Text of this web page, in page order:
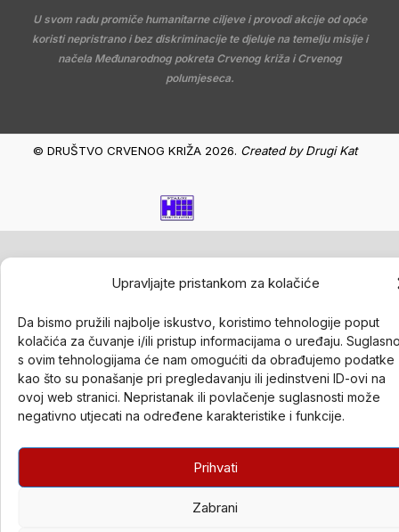
Upravljajte pristankom za kolačiće
Da bismo pružili najbolje iskustvo, koristimo tehnologije poput
kolačića za čuvanje i/ili pristup informacijama o uređaju.
s ovim tehnologijama će nam omogućiti da obrađujemo podatke
kao što su ponašanje pri pregledavanju ili jedinstveni ID-ovi na
ovoj web stranici. Nepristanak ili povlačenje suglasnosti može
negativno utjecati na određene karakteristike i funkcije.
Prihvati
Zabrani
U svom radu promiče humanitarne ciljeve i provodi akcije od opće
koristi nepristrano i bez diskriminacije te djeluje na temelju misije i
načela Međunarodnog pokreta Crvenog križa i Crvenog
polumjeseca.
© DRUŠTVO CRVENOG KRIŽA 2026. Created byDrugi Kat